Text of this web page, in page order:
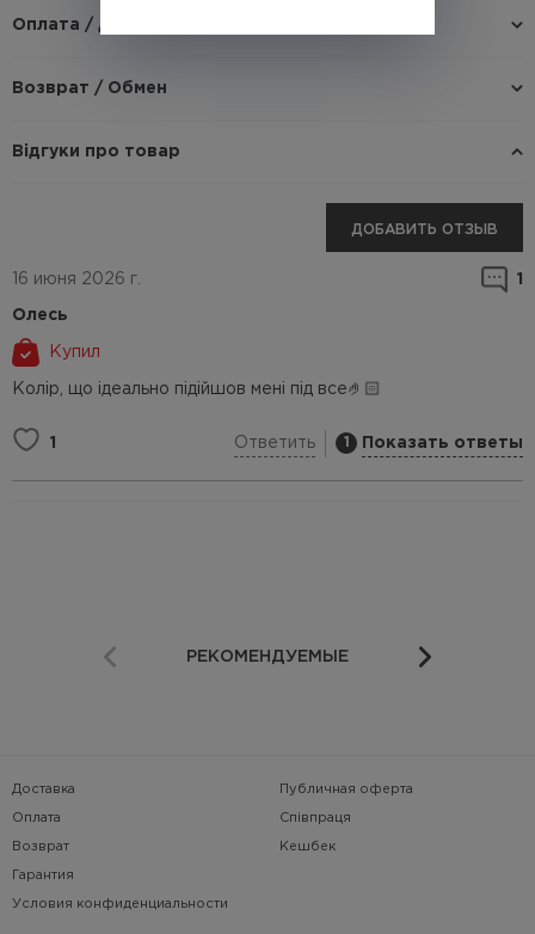
Оплата / доставка
Возврат / Обмен
Відгуки про товар
ДОБАВИТЬ ОТЗЫВ
16 июня 2026 г. 1
Олесь
Купил
Колір, що ідеально підійшов мені під все🤌🏻
1 Ответить 1 Показать ответы
РЕКОМЕНДУЕМЫЕ
Доставка
Оплата
Возврат
Гарантия
Условия конфиденциальности
Публичная оферта
Співпраця
Кешбек